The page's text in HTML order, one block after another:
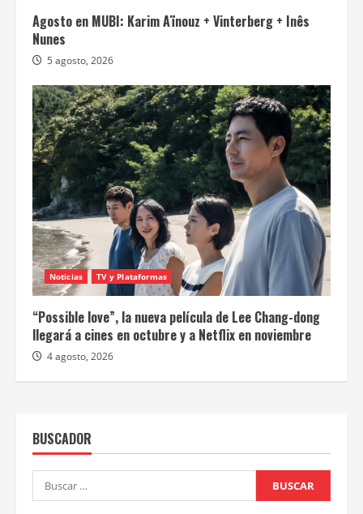
Agosto en MUBI: Karim Aïnouz + Vinterberg + Inês
Nunes
5 agosto, 2026
Noticias TV y Plataformas
“Possible love”, la nueva película de Lee Chang-dong
llegará a cines en octubre y a Netflix en noviembre
4 agosto, 2026
BUSCADOR
Buscar: